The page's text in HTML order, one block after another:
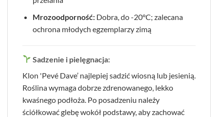
Mrozoodporność:Dobra, do -20°C; zalecana
ochrona młodych egzemplarzy zimą
Sadzenie i pielęgnacja:
Klon 'Pevé Dave’ najlepiej sadzić wiosną lub jesienią.
Roślina wymaga dobrze zdrenowanego, lekko
kwaśnego podłoża. Po posadzeniu należy
ściółkować glebę wokół podstawy, aby zachować